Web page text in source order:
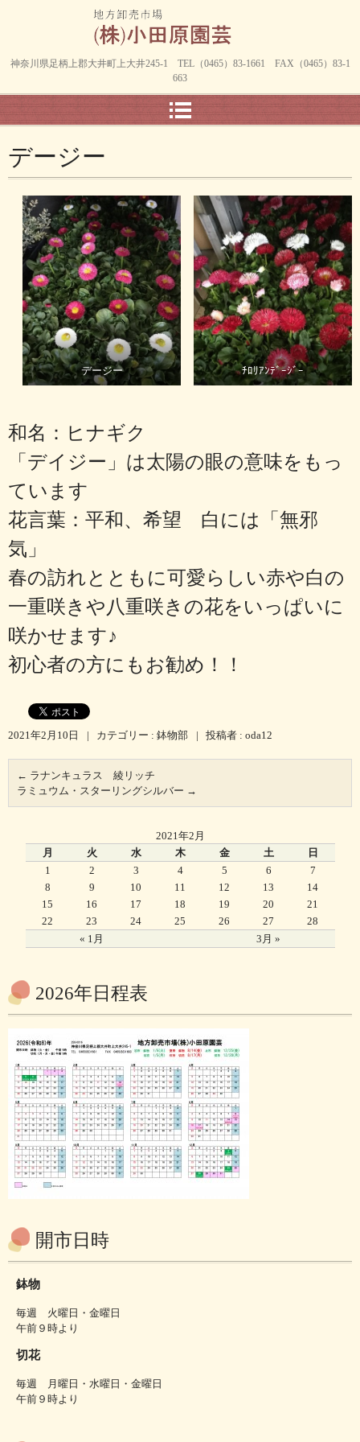
神奈川県足柄上郡大井町上大井245-1 TEL（0465）83-1661 FAX（0465）83-1
663
デージー
デージー ﾁﾛﾘｱﾝﾃﾞｰｼﾞｰ
和名：ヒナギク
「デイジー」は太陽の眼の意味をもっ
ています
花言葉：平和、希望 白には「無邪
気」
春の訪れとともに可愛らしい赤や白の
一重咲きや八重咲きの花をいっぱいに
咲かせます♪
初心者の方にもお勧め！！
2021年2月10日 | カテゴリー : 鉢物部 | 投稿者 : oda12
← ラナンキュラス 綾リッチ
ラミュウム・スターリングシルバー →
2021年2月
月
火 水 木 金 土 日
« 1月 3月 »
1 2 3 4 5 6
7
8
9 10 11 12 13
14
15
16 17 18 19 20
21
22
23 24 25 26 27 28
2026年日程表
開市日時
鉢物
毎週 火曜日・金曜日
午前９時より
切花
毎週 月曜日・水曜日・金曜日
午前９時より